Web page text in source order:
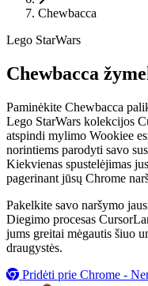
Chewbacca
Lego StarWars
Chewbacca
Paminėkite Chewbacca
Lego StarWars kolekcijos
atspindi mylimo Wookiee
norintiems parodyti savo
Kiekvienas spustelėjimas
pagerinant jūsų Chrome
Pakelkite savo naršymo
Diegimo procesas
jums greitai mėgautis šiuo
draugystės.
Pridėti prie Chrome -